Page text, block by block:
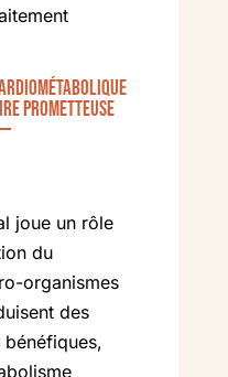
prometteuse
joue un rôle
du
organismes
des